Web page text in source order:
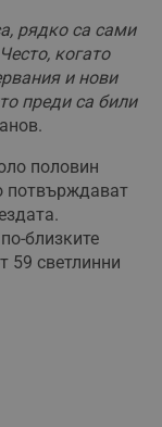
рядко са сами
когато
и нови
преди са били
половин
потвърждават
близките
59 светлинни